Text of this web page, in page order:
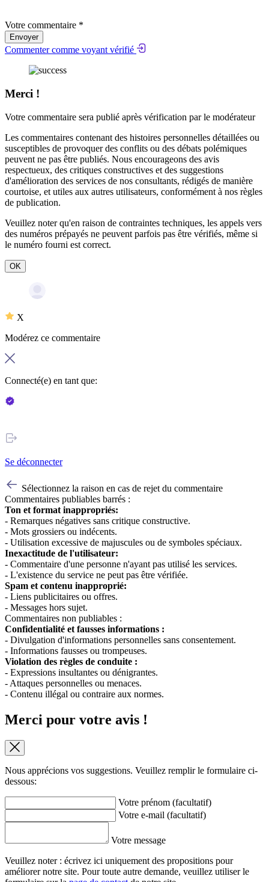
Votre commentaire *
Envoyer
Commenter comme voyant vérifié
Merci !
Votre commentaire sera publié après vérification par le modérateur
Les commentaires contenant des histoires personnelles détaillées ou
susceptibles de provoquer des conflits ou des débats polémiques
peuvent ne pas être publiés. Nous encourageons des avis
respectueux, des critiques constructives et des suggestions
d'amélioration des services de nos consultants, rédigés de manière
courtoise, et utiles aux autres utilisateurs, conformément à nos règles
de publication.
Veuillez noter qu'en raison de contraintes techniques, les appels vers
des numéros prépayés ne peuvent parfois pas être vérifiés, même si
le numéro fourni est correct.
OK
X
Modérez ce commentaire
Connecté(e) en tant que:
Se déconnecter
Sélectionnez la raison en cas de rejet du commentaire
Commentaires publiables barrés :
Ton et format inappropriés:
- Remarques négatives sans critique constructive.
- Mots grossiers ou indécents.
- Utilisation excessive de majuscules ou de symboles spéciaux.
Inexactitude de l'utilisateur:
- Commentaire d'une personne n'ayant pas utilisé les services.
- L'existence du service ne peut pas être vérifiée.
Spam et contenu inapproprié:
- Liens publicitaires ou offres.
- Messages hors sujet.
Commentaires non publiables :
Confidentialité et fausses informations :
- Divulgation d'informations personnelles sans consentement.
- Informations fausses ou trompeuses.
Violation des règles de conduite :
- Expressions insultantes ou dénigrantes.
- Attaques personnelles ou menaces.
- Contenu illégal ou contraire aux normes.
Merci pour votre avis !
Nous apprécions vos suggestions. Veuillez remplir le formulaire ci-
dessous:
Votre prénom (facultatif)
Votre e-mail (facultatif)
Votre message
Veuillez noter : écrivez ici uniquement des propositions pour
améliorer notre site. Pour toute autre demande, veuillez utiliser le